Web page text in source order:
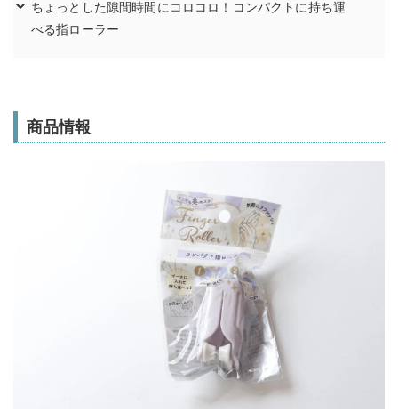
ちょっとした隙間時間にコロコロ！コンパクトに持ち運
べる指ローラー
商品情報